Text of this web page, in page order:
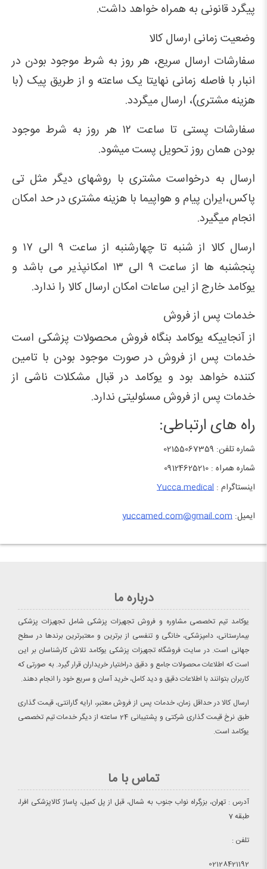
پیگرد قانونی به همراه خواهد داشت.
وضعیت زمانی ارسال کالا
سفارشات ارسال سریع، هر روز به شرط موجود بودن در
انبار با فاصله زمانی نهایتا یک ساعته و از طریق پیک (با
هزینه مشتری)، ارسال میگردد.
سفارشات پستی تا ساعت ۱۲ هر روز به شرط موجود
بودن همان روز تحویل پست میشود.
ارسال به درخواست مشتری با روشهای دیگر مثل تی
پاکس،ایران پیام و هواپیما با هزینه مشتری در حد امکان
انجام میگیرد.
ارسال کالا از شنبه تا چهارشنبه از ساعت ۹ الی ۱۷ و
پنجشنبه ها از ساعت ۹ الی ۱۳ امکانپذیر می باشد و
یوکامد خارج از این ساعات امکان ارسال کالا را ندارد.
خدمات پس از فروش
از آنجاییکه یوکامد بنگاه فروش محصولات پزشکی است
خدمات پس از فروش در صورت موجود بودن با تامین
کننده خواهد بود و یوکامد در قبال مشکلات ناشی از
خدمات پس از فروش مسئولیتی ندارد.
راه های ارتباطی:
شماره تلفن: 02155067359
شماره همراه : 09124625210
اینستاگرام : Yucca.medical
ایمیل: yuccamed.com@gmail.com
درباره ما
یوکامد تیم تخصصی مشاوره و فروش تجهیزات پزشکی شامل تجهیزات پزشکی
بیمارستانی، دامپزشکی، خانگی و تنفسی از برترین و معتبرترین برندها در سطح
جهانی است. در سایت فروشگاه تجهیزات پزشکی یوکامد تلاش کارشناسان بر این
است که اطلاعات محصولات جامع و دقیق دراختیار خریداران قرار گیرد. به صورتی که
کاربران بتوانند با اطلاعات دقیق و دید کامل، خرید آسان و سریع خود را انجام دهند.
ارسال کالا در حداقل زمان، خدمات پس از فروش معتبر، ارایه گارانتی، قیمت گذاری
طبق نرخ قیمت گذاری شرکتی و پشتیبانی 24 ساعته از دیگر خدمات تیم تخصصی
یوکامد است.
تماس با ما
آدرس : تهران، بزرگراه نواب جنوب به شمال، قبل از پل کمیل، پاساژ کالاپزشکی افرا،
طبقه 7
تلفن :
02128421192